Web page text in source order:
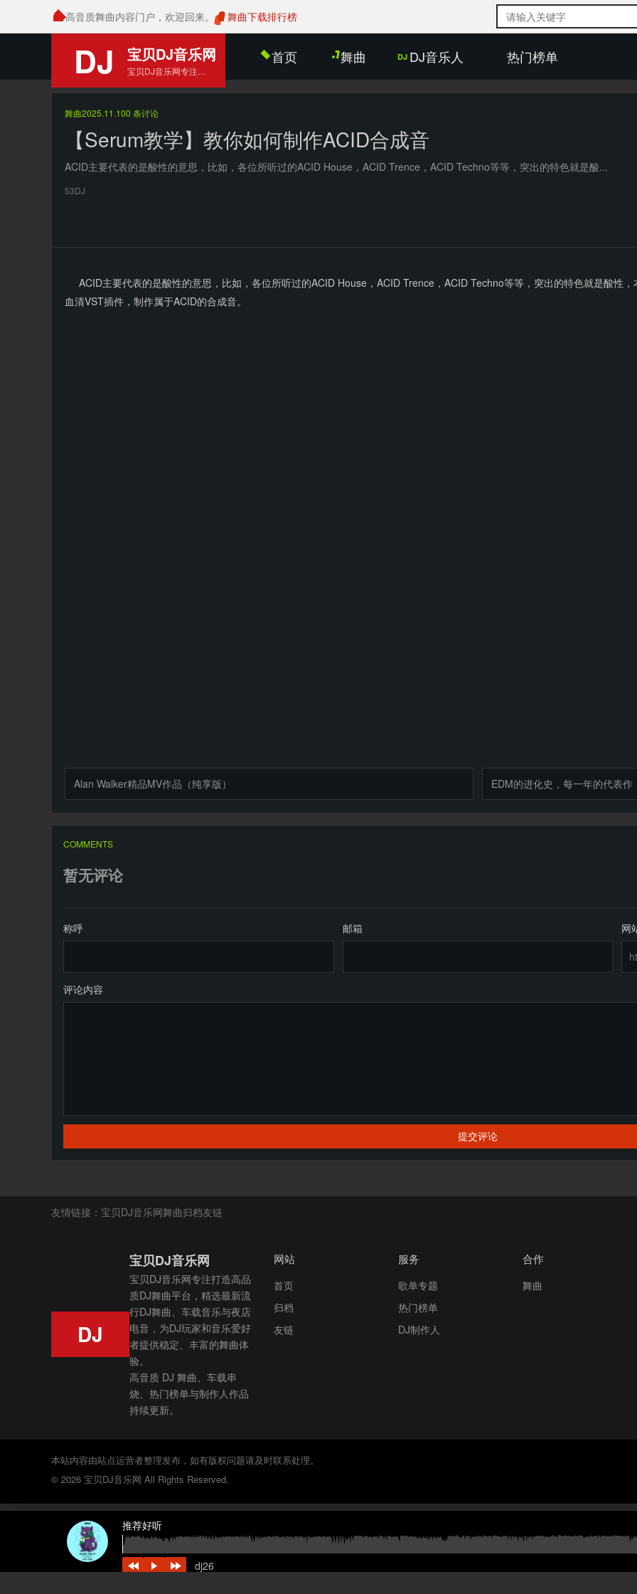
高音质舞曲内容门户，欢迎回来。 舞曲下载排行榜
搜
索
DJ 宝贝DJ音乐网
宝贝DJ音乐网专注打造高品质DJ舞曲平台，精选最新流行DJ舞曲、车载音乐与夜店电音，为DJ玩家和音乐爱好者提供稳定、丰富的舞曲体验。
首页 舞曲 DJ音乐人 热门榜单
舞曲2025.11.100 条讨论
【Serum教学】教你如何制作ACID合成音
ACID主要代表的是酸性的意思，比如，各位所听过的ACID House，ACID Trence，ACID Techno等等，突出的特色就是酸...
53DJ
ACID主要代表的是酸性的意思，比如，各位所听过的ACID House，ACID Trence，ACID Techno等等，突出的特色就是酸性
血清VST插件，制作属于ACID的合成音。
Alan Walker精品MV作品（纯享版） EDM的进化史，每一年的代表作
COMMENTS
暂无评论
称呼 邮箱 网
评论内容
提交评论
友情链接： 宝贝DJ音乐网舞曲归档友链
DJ
宝贝DJ音乐网
宝贝DJ音乐网专注打造高品
质DJ舞曲平台，精选最新流
行DJ舞曲、车载音乐与夜店
电音，为DJ玩家和音乐爱好
者提供稳定、丰富的舞曲体
验。
高音质 DJ 舞曲、车载串
烧、热门榜单与制作人作品
持续更新。
网站
首页
归档
友链
服务
歌单专题
热门榜单
DJ制作人
合作
舞曲
本站内容由站点运营者整理发布，如有版权问题请及时联系处理。
© 2026 宝贝DJ音乐网 All Rights Reserved.
推荐好听
dj26